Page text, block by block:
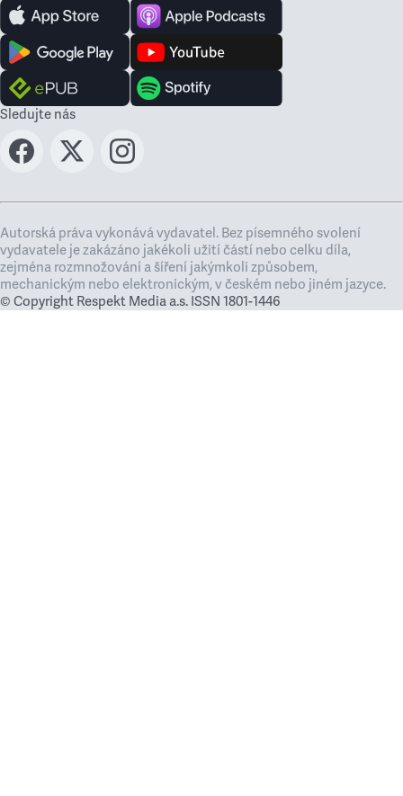
Sledujte nás
Autorská práva vykonává vydavatel. Bez písemného svolení
vydavatele je zakázáno jakékoli užití částí nebo celku díla,
zejména rozmnožování a šíření jakýmkoli způsobem,
mechanickým nebo elektronickým, v českém nebo jiném jazyce.
© Copyright Respekt Media a.s. ISSN 1801-1446